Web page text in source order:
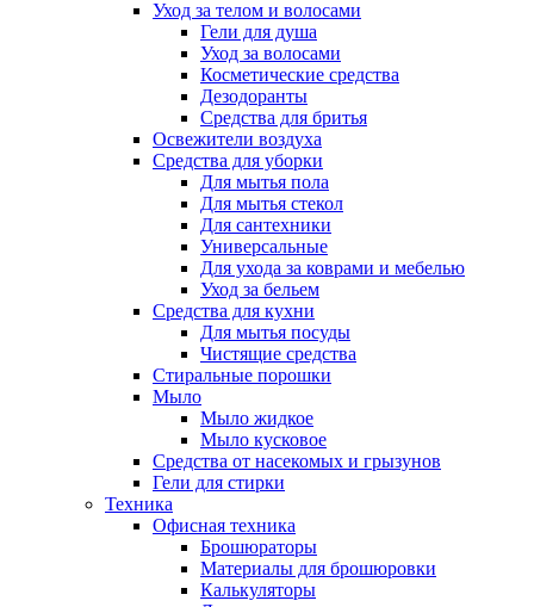
Уход за телом и волосами
Гели для душа
Уход за волосами
Косметические средства
Дезодоранты
Средства для бритья
Освежители воздуха
Средства для уборки
Для мытья пола
Для мытья стекол
Для сантехники
Универсальные
Для ухода за коврами и мебелью
Уход за бельем
Средства для кухни
Для мытья посуды
Чистящие средства
Стиральные порошки
Мыло
Мыло жидкое
Мыло кусковое
Средства от насекомых и грызунов
Гели для стирки
Техника
Офисная техника
Брошюраторы
Материалы для брошюровки
Калькуляторы